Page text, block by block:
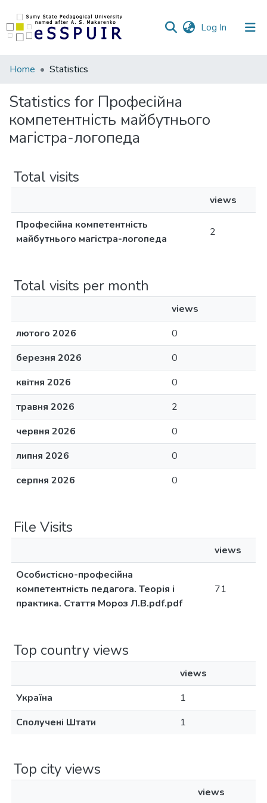
Log In (current)
Communities
Collections
All of DSpace
Home Statistics
Statistics for Професійна
компетентність майбутнього
магістра-логопеда
Total visits
views
Професійна компетентність
майбутнього магістра-логопеда
2
Total visits per month
views
лютого 2026
0
березня 2026
0
квітня 2026
0
травня 2026
2
червня 2026
0
липня 2026
0
серпня 2026
0
File Visits
views
Особистісно-професійна
компетентність педагога. Теорія і
практика. Стаття Мороз Л.В.pdf.pdf
71
Top country views
views
Україна
1
Сполучені Штати
1
Top city views
views